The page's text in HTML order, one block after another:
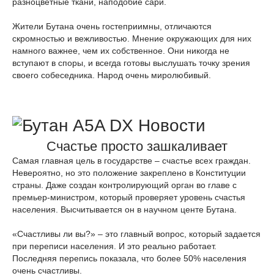
Жители Бутана очень гостеприимны, отличаются
скромностью и вежливостью. Мнение окружающих для них
намного важнее, чем их собственное. Они никогда не
вступают в споры, и всегда готовы выслушать точку зрения
своего собеседника. Народ очень миролюбивый.
Счастье просто зашкаливает
Самая главная цель в государстве – счастье всех граждан.
Невероятно, но это положение закреплено в Конституции
страны. Даже создан контролирующий орган во главе с
премьер-министром, который проверяет уровень счастья
населения. Высчитывается он в научном центе Бутана.
«Счастливы ли вы?» – это главный вопрос, который задается
при переписи населения. И это реально работает.
Последняя перепись показала, что более 50% населения
очень счастливы.